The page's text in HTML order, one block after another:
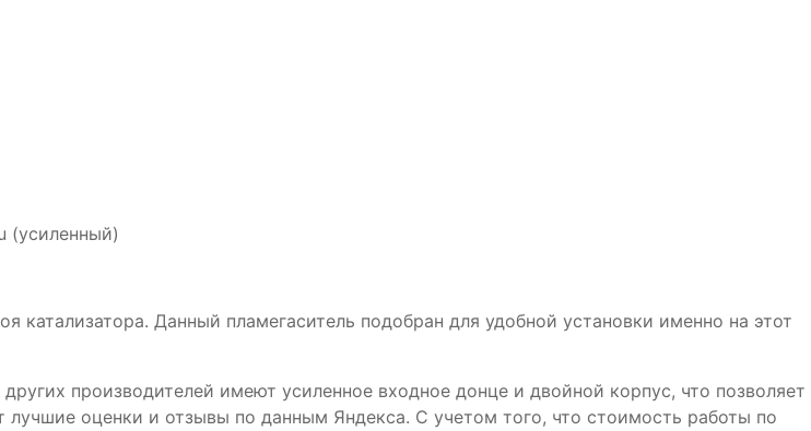
(усиленный)
катализатора. Данный пламегаситель подобран для удобной установки именно на этот
производителей имеют усиленное входное донце и двойной корпус, что позволяет
оценки и отзывы по данным Яндекса. С учетом того, что стоимость работы по